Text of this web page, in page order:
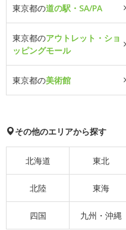
東京都の道の駅・SA/PA
東京都のアウトレット・ショ
ッピングモール
東京都の美術館
その他のエリアから探す
北海道 東北
北陸 東海
四国 九州・沖縄